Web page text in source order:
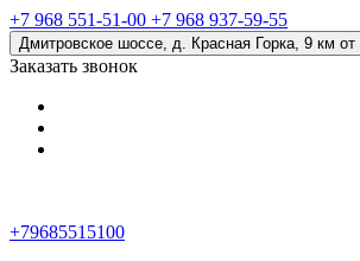
+7 968 551-51-00 +7 968 937-59-55
Дмитровское шоссе, д. Красная Горка, 9
Заказать звонок
+79685515100